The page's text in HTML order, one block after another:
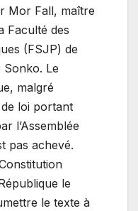
Mor Fall, maître
Faculté des
(FSJP) de
Sonko. Le
malgré
loi portant
l’Assemblée
pas achevé.
le
le texte à